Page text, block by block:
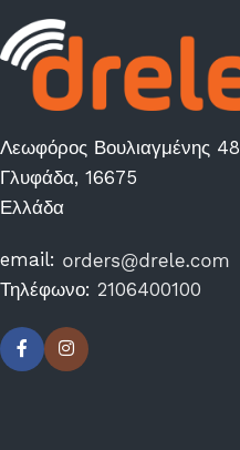
Λεωφόρος Βουλιαγμένης 48
Γλυφάδα, 16675
Ελλάδα
email:
Τηλέφωνο: 2106400100